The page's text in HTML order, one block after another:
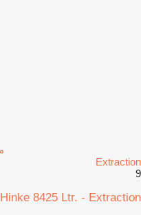
Extraction
9
Hinke 8425 Ltr. - Extraction